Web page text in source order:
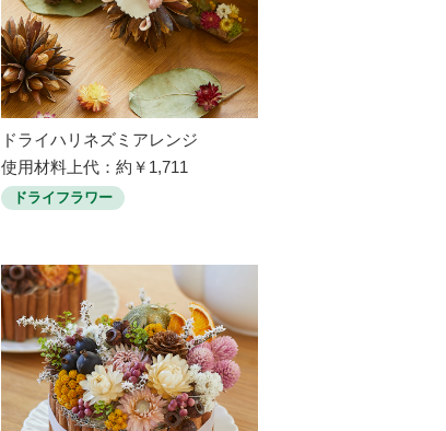
ドライハリネズミアレンジ
使用材料上代：約￥1,711
ドライフラワー